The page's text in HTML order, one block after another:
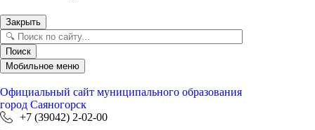
Закрыть
Поиск
Мобильное меню
Официальный сайт муниципального образования
город Саяногорск
+7 (39042) 2-02-00